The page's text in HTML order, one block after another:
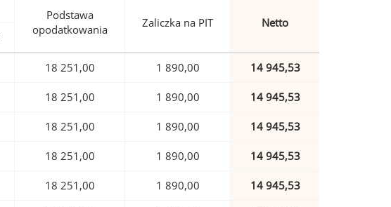
Podstawa
opodatkowania
Zaliczka na PIT Netto
18 251,00 1 890,00 14 945,53
18 251,00 1 890,00 14 945,53
18 251,00 1 890,00 14 945,53
18 251,00 1 890,00 14 945,53
18 251,00 1 890,00 14 945,53